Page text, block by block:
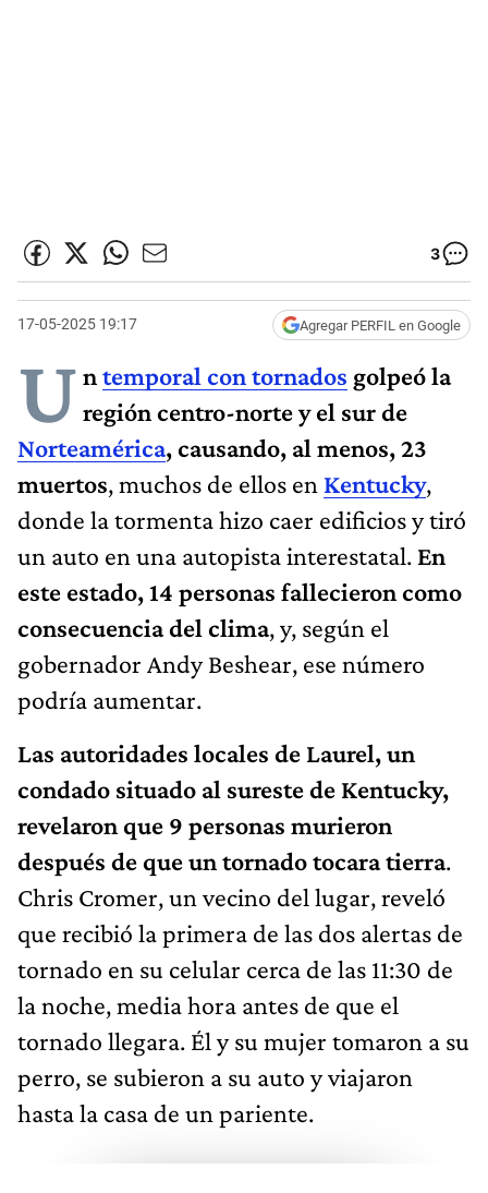
17-05-2025 19:17 Agregar PERFIL en Google
U región centro-norte y el sur de
Norteamérica, causando, al menos, 23
muertos, muchos de ellos enKentucky
donde la tormenta hizo caer edificios y tiró
un auto en una autopista interestatal.En
este estado, 14 personas fallecieron como
consecuencia del clima, y, según el
gobernador Andy Beshear, ese número
podría aumentar.
condado situado al sureste de Kentucky,
revelaron que 9 personas murieron
después de que un tornado tocara tierra
Chris Cromer, un vecino del lugar, reveló
que recibió la primera de las dos alertas de
tornado en su celular cerca de las 11:30 de
la noche, media hora antes de que el
tornado llegara. Él y su mujer tomaron a su
perro, se subieron a su auto y viajaron
hasta la casa de un pariente.